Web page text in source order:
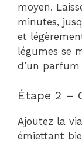
moyen.
minutes,
et
légumes se
d’un parfum
Étape 2 –
Ajoutez la
émiettant